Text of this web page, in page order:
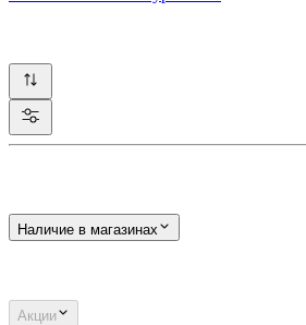
Наличие в магазинах
Акции